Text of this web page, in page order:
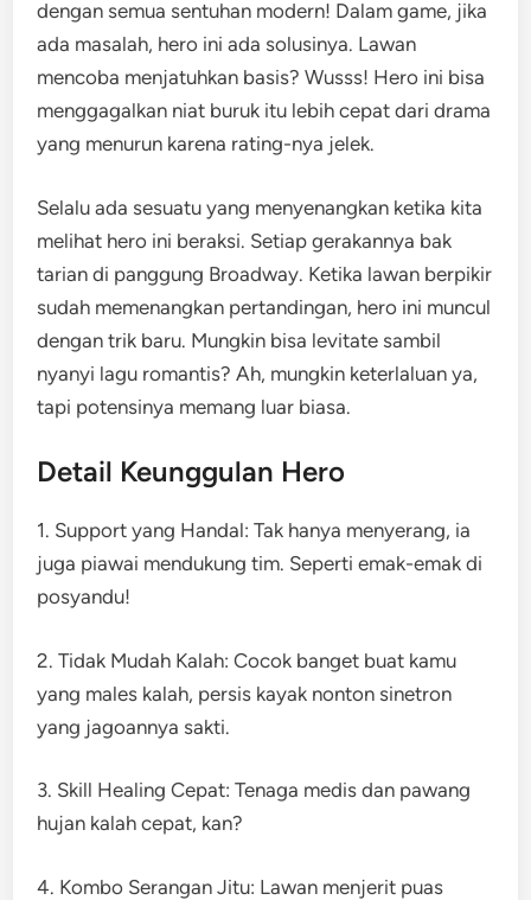
dengan semua sentuhan modern! Dalam game, jika
ada masalah, hero ini ada solusinya. Lawan
mencoba menjatuhkan basis? Wusss! Hero ini bisa
menggagalkan niat buruk itu lebih cepat dari drama
yang menurun karena rating-nya jelek.
Selalu ada sesuatu yang menyenangkan ketika kita
melihat hero ini beraksi. Setiap gerakannya bak
tarian di panggung Broadway. Ketika lawan berpikir
sudah memenangkan pertandingan, hero ini muncul
dengan trik baru. Mungkin bisa levitate sambil
nyanyi lagu romantis? Ah, mungkin keterlaluan ya,
tapi potensinya memang luar biasa.
Detail Keunggulan Hero
1. Support yang Handal: Tak hanya menyerang, ia
juga piawai mendukung tim. Seperti emak-emak di
posyandu!
2. Tidak Mudah Kalah: Cocok banget buat kamu
yang males kalah, persis kayak nonton sinetron
yang jagoannya sakti.
3. Skill Healing Cepat: Tenaga medis dan pawang
hujan kalah cepat, kan?
4. Kombo Serangan Jitu: Lawan menjerit puas